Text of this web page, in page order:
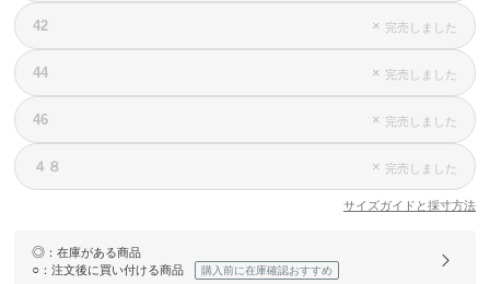
42 × 完売しました
44 × 完売しました
46 × 完売しました
４８ × 完売しました
サイズガイドと採寸方法
◎ ：在庫がある商品
○ ：注文後に買い付ける商品 購入前に在庫確認おすすめ